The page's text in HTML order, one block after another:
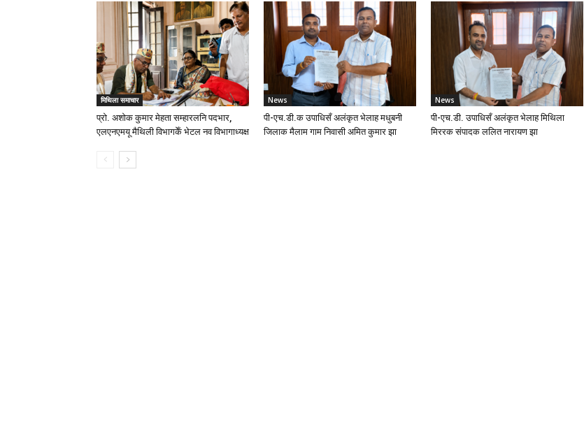
मिथिला समाचार
प्रो. अशोक कुमार मेहता सम्हारलनि पदभार,
एलएनएमयू मैथिली विभागकेँ भेटल नव विभागाध्यक्ष
News
पी-एच.डी.क उपाधिसँ अलंकृत भेलाह मधुबनी
जिलाक मैलाम गाम निवासी अमित कुमार झा
News
पी-एच.डी. उपाधिसँ अलंकृत भेलाह मिथिला
मिररक संपादक ललित नारायण झा